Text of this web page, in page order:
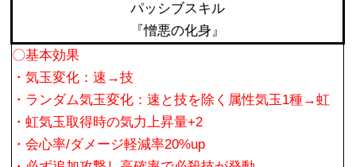
パッシブスキル
『憎悪の化身』
〇基本効果
・気玉変化：速→技
・ランダム気玉変化：速と技を除く属性気玉1種→虹
・虹気玉取得時の気力上昇量+2
・会心率/ダメージ軽減率20%up